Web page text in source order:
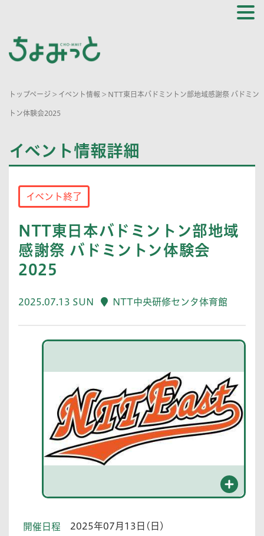
トップページ > イベント情報 > NTT東日本バドミントン部地域感謝祭 バドミン
トン体験会2025
イベント情報詳細
イベント終了
NTT東日本バドミントン部地域
感謝祭 バドミントン体験会
2025
2025.07.13 SUN NTT中央研修センタ体育館
開催日程 2025年07月13日(日)